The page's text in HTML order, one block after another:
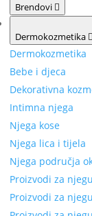
Brendovi
Dermokozmetika
Dermokozmetika
Bebe i djeca
Dekorativna
Intimna njega
Njega kose
Njega lica i tijela
Njega područja
Proizvodi za
Proizvodi za